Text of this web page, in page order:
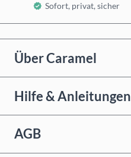
Sofort, privat, sicher
Über Caramel
Hilfe & Anleitungen
AGB